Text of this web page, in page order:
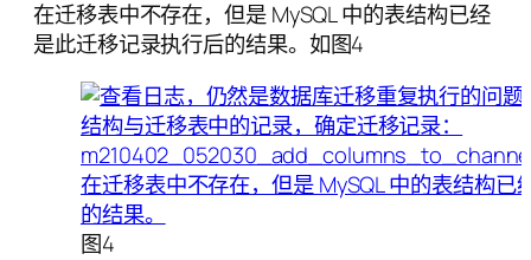
在迁移表中不存在，但是 MySQL 中的表结构已经
是此迁移记录执行后的结果。如图4
图4